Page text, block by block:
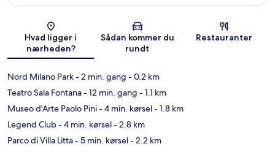
Kort
Hvad ligger i
nærheden?
Sådan kommer du
rundt
Restauranter
Nord Milano Park- 2 min. gang - 0.2 km
Teatro Sala Fontana- 12 min. gang - 1.1 km
Museo d'Arte Paolo Pini- 4 min. kørsel- 1.8 km
Legend Club- 4 min. kørsel- 2.8 km
Parco di Villa Litta- 5 min. kørsel- 2.2 km